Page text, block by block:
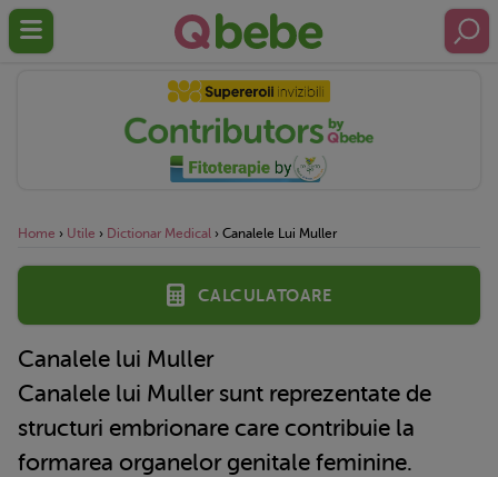
Home › Utile › Dictionar Medical › Canalele Lui Muller
Calculatoare
Canalele lui Muller
Canalele lui Muller sunt reprezentate de
structuri embrionare care contribuie la
formarea organelor genitale feminine.